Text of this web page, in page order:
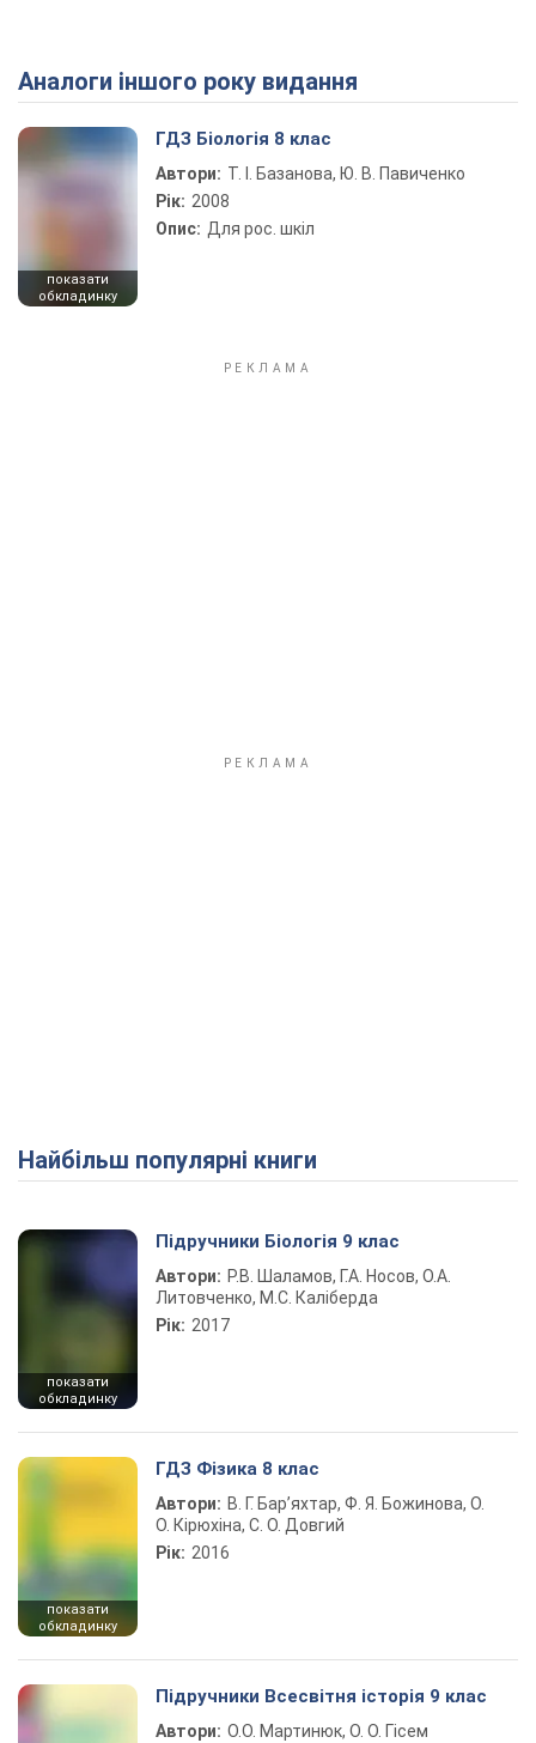
Play Video
Аналоги іншого року видання
показати
обкладинку
ГДЗ Біологія 8 клас
Автори: Т. І. Базанова, Ю. В. Павиченко
Рік: 2008
Опис: Для рос. шкіл
Найбільш популярні книги
показати
обкладинку
Підручники Біологія 9 клас
Автори: Р.В. Шаламов, Г.А. Носов, О.А.
Литовченко, М.С. Каліберда
Рік: 2017
показати
обкладинку
ГДЗ Фізика 8 клас
Автори: В. Г. Бар’яхтар, Ф. Я. Божинова, О.
О. Кірюхіна, С. О. Довгий
Рік: 2016
Підручники Всесвітня історія 9 клас
Автори: О.О. Мартинюк, О. О. Гісем